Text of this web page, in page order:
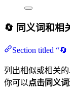
🔄 同义词和相
Section titled
列出相似或相关
你可以点击同义